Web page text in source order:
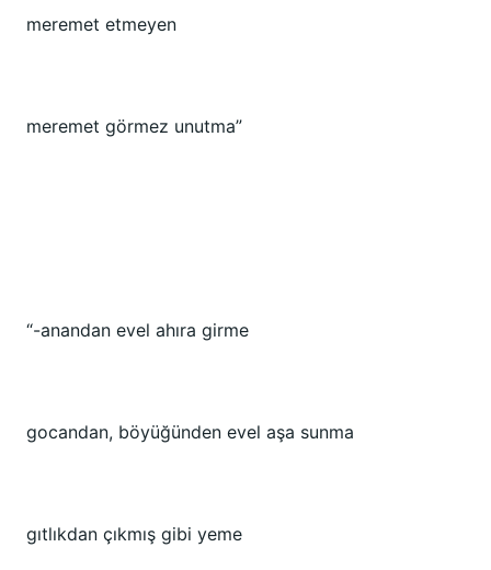
meremet etmeyen
meremet görmez unutma”
“-anandan evel ahıra girme
gocandan, böyüğünden evel aşa sunma
gıtlıkdan çıkmış gibi yeme